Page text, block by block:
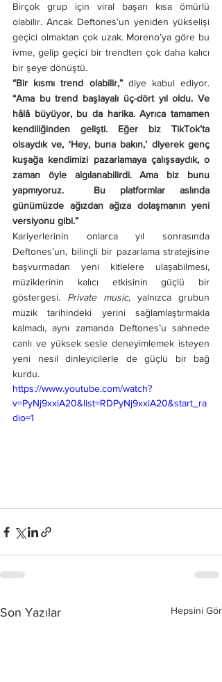
Birçok grup için viral başarı kısa ömürlü
olabilir. Ancak Deftones’un yeniden yükselişi
geçici olmaktan çok uzak. Moreno’ya göre bu
ivme, gelip geçici bir trendten çok daha kalıcı
bir şeye dönüştü.
“Bir kısmı trend olabilir,”
“Ama bu trend başlayalı üç-dört yıl oldu. Ve
hâlâ büyüyor, bu da harika. Ayrıca tamamen
kendiliğinden gelişti. Eğer biz TikTok’ta
olsaydık ve, ‘Hey, buna bakın,’ diyerek genç
kuşağa kendimizi pazarlamaya çalışsaydık, o
zaman öyle algılanabilirdi. Ama biz bunu
yapmıyoruz.  Bu platformlar aslında
günümüzde ağızdan ağıza dolaşmanın yeni
versiyonu gibi.”
Kariyerlerinin onlarca yıl sonrasında
Deftones’un, bilinçli bir pazarlama stratejisine
başvurmadan yeni kitlelere ulaşabilmesi,
müziklerinin kalıcı etkisinin güçlü bir
göstergesi. Private music, yalnızca grubun
müzik tarihindeki yerini sağlamlaştırmakla
kalmadı, aynı zamanda Deftones’u sahnede
canlı ve yüksek sesle deneyimlemek isteyen
yeni nesil dinleyicilerle de güçlü bir bağ
kurdu.
https://www.youtube.com/watch?
v=PyNj9xxiA20&list=RDPyNj9xxiA20&start_ra
dio=1
Son Yazılar Hepsini Gör